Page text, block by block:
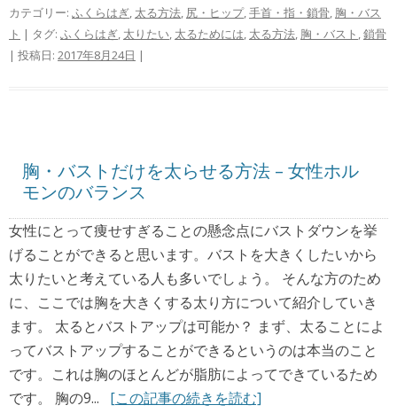
カテゴリー: ふくらはぎ 太る方法 尻・ヒップ, 手首・指・鎖骨 胸・バス
ト | タグ: ふくらはぎ 太りたい 太るためには 太る方法 胸・バスト 鎖骨
| 投稿日: 2017年8月24日 |
胸・バストだけを太らせる方法 – 女性ホル
モンのバランス
女性にとって痩せすぎることの懸念点にバストダウンを挙
げることができると思います。バストを大きくしたいから
太りたいと考えている人も多いでしょう。 そんな方のため
に、ここでは胸を大きくする太り方について紹介していき
ます。 太るとバストアップは可能か？ まず、太ることによ
ってバストアップすることができるというのは本当のこと
です。これは胸のほとんどが脂肪によってできているため
です。 胸の9... [この記事の続きを読む]